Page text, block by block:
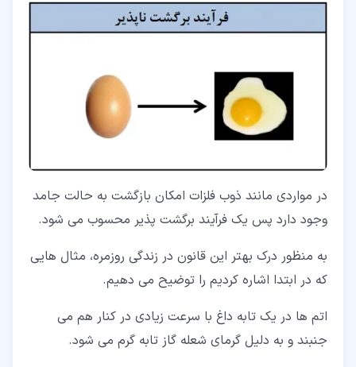
در مواردی مانند ذوب فلزات امکان بازگشت به حالت جامد
وجود دارد پس یک فرآیند برگشت پذیر محسوب می شود.
به منظور درک بهتر این قانون در زندگی روزمره، مثال هایی
که در ابتدا اشاره کردیم را توضیح می دهیم.
اتم ها در یک تابه داغ با سرعت زیادی در کنار هم می
جنبند و به دلیل گرمای شعله گاز تابه گرم می شود.